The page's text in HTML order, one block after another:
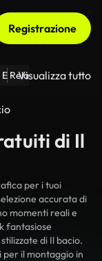
Registrazione
Relazioni Il
Visualizza tutto
di Il
per i tuoi
accurata di
momenti reali e
fantasiose
di Il bacio.
il montaggio in